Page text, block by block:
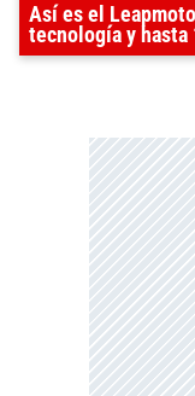
Así es el
tecnología y hasta